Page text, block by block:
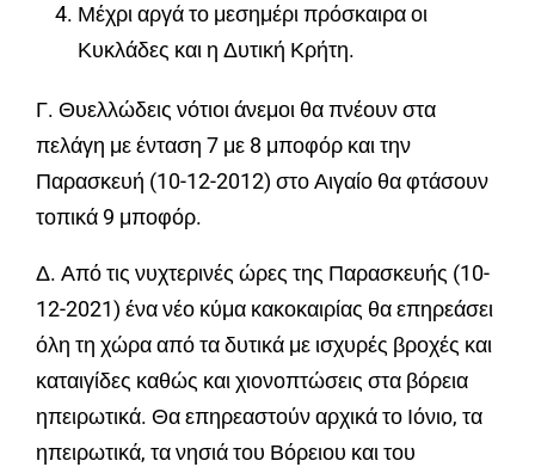
Μέχρι αργά το μεσημέρι πρόσκαιρα οι
Κυκλάδες και η Δυτική Κρήτη.
Γ. Θυελλώδεις νότιοι άνεμοι θα πνέουν στα
πελάγη με ένταση 7 με 8 μποφόρ και την
Παρασκευή (10-12-2012) στο Αιγαίο θα φτάσουν
τοπικά 9 μποφόρ.
Δ. Από τις νυχτερινές ώρες της Παρασκευής (10-
12-2021) ένα νέο κύμα κακοκαιρίας θα επηρεάσει
όλη τη χώρα από τα δυτικά με ισχυρές βροχές και
καταιγίδες καθώς και χιονοπτώσεις στα βόρεια
ηπειρωτικά. Θα επηρεαστούν αρχικά το Ιόνιο, τα
ηπειρωτικά, τα νησιά του Βόρειου και του